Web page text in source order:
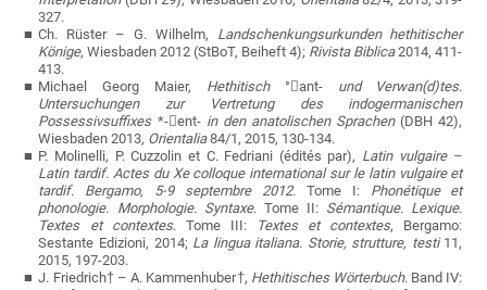
327.
Ch. Rüster – G. Wilhelm, Landschenkungsurkunden hethitischer
Könige, Wiesbaden 2012 (StBoT, Beiheft 4); Rivista Biblica2014, 411-
413.
Michael Georg Maier, Hethitisch° ant- und Verwan(d)tes.
Untersuchungen zur Vertretung des indogermanischen
Possessivsuffixes*-ent- in den anatolischen Sprachen(DBH 42),
Wiesbaden 2013, Orientalia84/1, 2015, 130-134.
P. Molinelli, P. Cuzzolin et C. Fedriani (édités par), Latin vulgaire –
Latin tardif. Actes du Xe colloque international sur le latin vulgaire et
tardif. Bergamo, 5-9 septembre 2012. Tome I: Phonétique et
phonologie. Morphologie. Syntaxe. Tome II: Sémantique. Lexique.
Textes et contextes. Tome III: Textes et contextes, Bergamo:
Sestante Edizioni, 2014; La lingua italiana. Storie, strutture, testi 11,
2015, 197-203.
J. Friedrich† – A. Kammenhuber†, Hethitisches Wörterbuch. Band IV: